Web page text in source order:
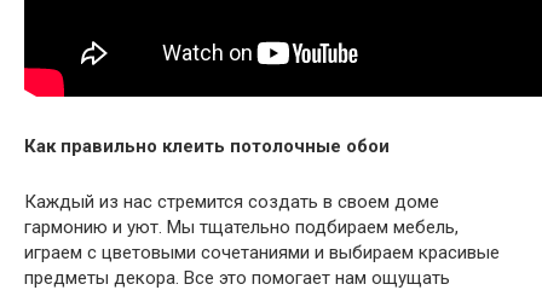
Как правильно клеить потолочные обои
Каждый из нас стремится создать в своем доме
гармонию и уют. Мы тщательно подбираем мебель,
играем с цветовыми сочетаниями и выбираем красивые
предметы декора. Все это помогает нам ощущать